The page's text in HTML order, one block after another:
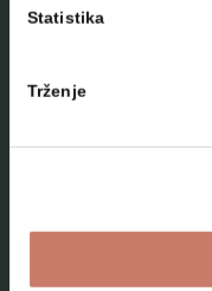
Statistika
Trženje
Kam na izlet
Programi za